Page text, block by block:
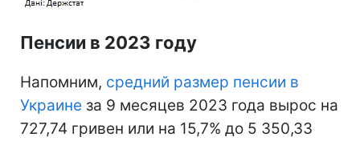
Пенсии в 2023 году
Напомним, средний размер пенсии в
Украине за 9 месяцев 2023 года вырос на
727,74 гривен или на 15,7% до 5 350,33